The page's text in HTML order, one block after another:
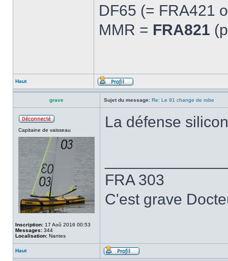
DF65 (= FRA421
MMR = FRA821
Haut
grave Sujet du message: Re: Le 91 change de robe
Capitaine de vaisseau
Inscription: 17 Aoû 2016 00:53
Messages: 344
Localisation: Nantes
La défense
FRA 303
C'est grave
Haut